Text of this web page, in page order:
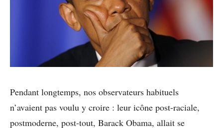
Pendant longtemps, nos observateurs habituels
n’avaient pas voulu y croire : leur icône post-raciale,
postmoderne, post-tout, Barack Obama, allait se